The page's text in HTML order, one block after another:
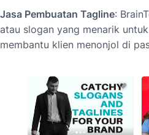
Jasa Pembuatan Tagline:
atau slogan yang menarik
membantu klien menonjol di